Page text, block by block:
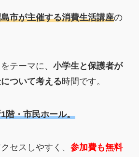
市が主催する消費生活講座の
テーマに、 小学生と保護者が
ついて考える時間です。
階・市民ホール。
セスしやすく、 参加費も無料